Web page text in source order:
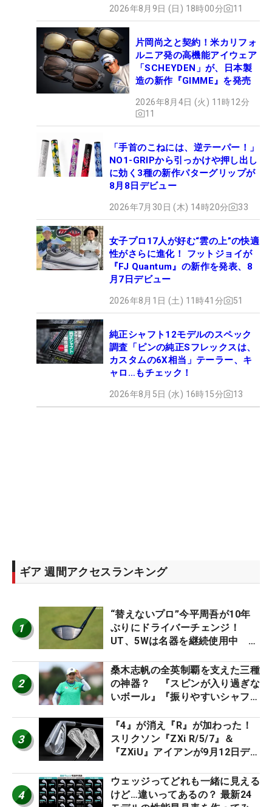
2026年8月9日 (日) 18時00分 11
片岡尚之と契約！米カリフォ
ルニア発の高機能アイウェア
「SCHEYDEN」が、日本製
造の新作『GIMME』を発売
2026年8月4日 (火) 11時12分
11
「手首のこねには、逆テーパー！」
NO1-GRIPから引っかけや押し出し
に効く3種の新作パターグリップが
8月8日デビュー
2026年7月30日 (木) 14時20分 33
女子プロ17人が好む“雲の上”の快適
性がさらに進化！ フットジョイが
『FJ Quantum』の新作を発表、8
月7日デビュー
2026年8月1日 (土) 11時41分 51
純正シャフト12モデルのスペック
調査「ピンの純正Sフレックスは、
カスタムの6X相当」テーラー、キ
ャロ…もチェック！
2026年8月5日 (水) 16時15分 13
ギア 週間アクセスランキング
1
“替えないプロ”今平周吾が10年
ぶりにドライバーチェンジ！
UT、5Wは名器を継続使用中 #
2
桑木志帆の全英制覇を支えた三種
の神器？ 『スピンが入り過ぎな
いボール』『振りやすいシャフ
ー』 #女子プロセッティング
3
『4』が消え『R』が加わった！
スリクソン『ZXi R/5/7』＆
『ZXiU』アイアンが9月12日デ
4
ウェッジってどれも一緒に見える
けど…違いってあるの？ 最新24